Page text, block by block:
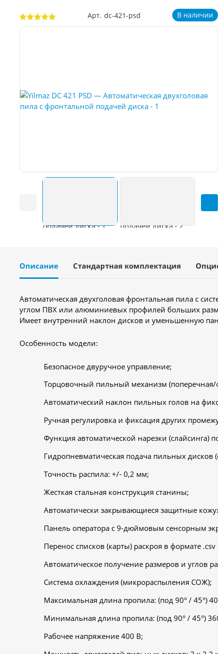
Арт. dc-421-psd В наличии
Описание Стандартная комплектация
Автоматическая двухголовая фронтальная пила с
углом ПВХ или алюминиевых профилей больших
Имеет внутренний наклон дисков и уменьшенную
Особенность модели:
Безопасное двуручное управление;
Торцовочный пильный механизм (поперечная/
Автоматический наклон пильных голов на
Ручная регулировка и фиксация других
Функция автоматической нарезки (слайсинга)
Гидропневматическая подача пильных дисков
Точность распила: +/- 0,2 мм;
Жесткая стальная конструкция станины;
Автоматически закрывающиеся защитные
Панель оператора с 9-дюймовым сенсорным
Перенос списков (карты) раскроя в формате .csv
Автоматическое получение размеров и углов
Система охлаждения (микрораспыления СОЖ);
Максимальная длина пропила: (под 90° / 45°)
Минимальная длина пропила: (под 90° / 45°)
Рабочее напряжение 400 В;